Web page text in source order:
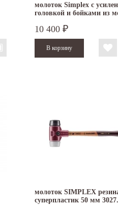
молоток Simplex с
головкой и бойками из
10 400 ₽
молоток SIMPLEX
суперпластик 50 мм